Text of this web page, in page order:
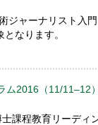
ジャーナリスト入
なります。
ム2016（11/11–12
課程教育リーディ